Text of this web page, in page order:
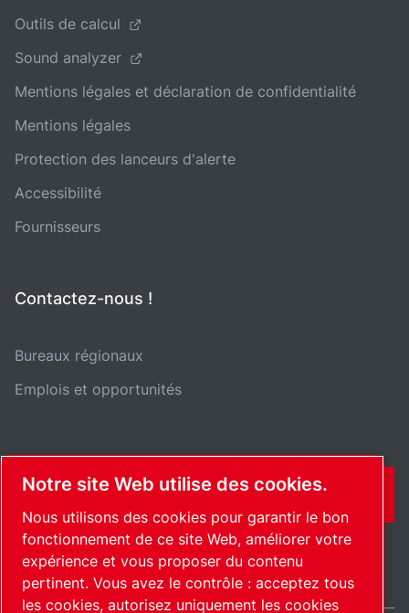
Outils de calcul
Sound analyzer
Mentions légales et déclaration de confidentialité
Mentions légales
Protection des lanceurs d'alerte
Accessibilité
Fournisseurs
Contactez-nous !
Bureaux régionaux
Emplois et opportunités
CONTACT
Notre site Web utilise des cookies.
Nous utilisons des cookies pour garantir le bon
fonctionnement de ce site Web, améliorer votre
expérience et vous proposer du contenu
pertinent. Vous avez le contrôle : acceptez tous
les cookies, autorisez uniquement les cookies